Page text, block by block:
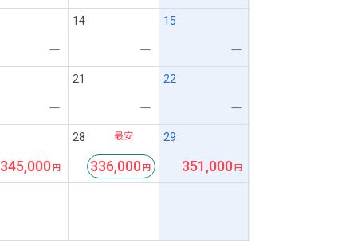
ー
14
ー
15
ー
ー
21
ー
22
ー
345,000
28 最安
336,000
29
351,000